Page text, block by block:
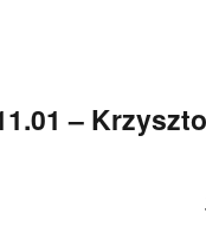
–